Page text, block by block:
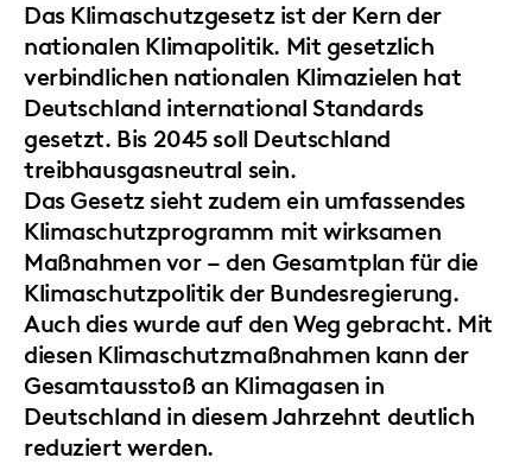
Das Klimaschutzgesetz ist der Kern der
nationalen Klimapolitik. Mit gesetzlich
verbindlichen nationalen Klimazielen hat
Deutschland international Standards
gesetzt. Bis 2045 soll Deutschland
treibhausgasneutral sein.
Das Gesetz sieht zudem ein umfassendes
Klimaschutzprogramm mit wirksamen
Maßnahmen vor – den Gesamtplan für die
Klimaschutzpolitik der Bundesregierung.
Auch dies wurde auf den Weg gebracht. Mit
diesen Klimaschutzmaßnahmen kann der
Gesamtausstoß an Klimagasen in
Deutschland in diesem Jahrzehnt deutlich
reduziert werden.